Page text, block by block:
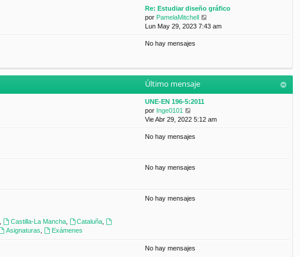
s
m
o
m
j
e
ú
l
t
m
e
s
j
e
Re: Estudiar diseño gráfico
por PamelaMitchell
e
i
s
Lun May 29, 2023 7:43 am
No hay mensajes
Último mensaje
UNE-EN 196-5:2011
por Inge0101
e
ú
m
e
Vie Abr 29, 2022 5:12 am
No hay mensajes
No hay mensajes
Castilla-La Mancha, Cataluña
Asignaturas Exámenes
No hay mensajes
No hay mensajes